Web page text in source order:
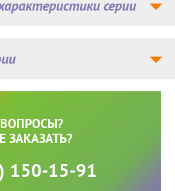
серии
ВОПРОСЫ?
ЗАКАЗАТЬ?
150-15-91